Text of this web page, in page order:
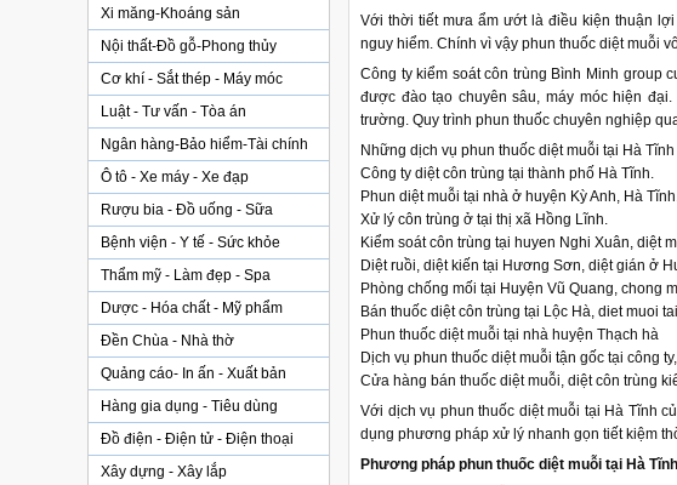
Xi măng-Khoáng sản
Nội thất-Đồ gỗ-Phong thủy
Cơ khí - Sắt thép - Máy móc
Luật - Tư vấn - Tòa án
Ngân hàng-Bảo hiểm-Tài chính
Ô tô - Xe máy - Xe đạp
Rượu bia - Đồ uống - Sữa
Bệnh viện - Y tế - Sức khỏe
Thẩm mỹ - Làm đẹp - Spa
Dược - Hóa chất - Mỹ phẩm
Đền Chùa - Nhà thờ
Quảng cáo- In ấn - Xuất bản
Hàng gia dụng - Tiêu dùng
Đồ điện - Điện tử - Điện thoại
Xây dựng - Xây lắp
Với thời tiết mưa ẩm ướt là điều kiện thuận
nguy hiểm. Chính vì vậy phun thuốc diệt muỗi
Công ty kiểm soát côn trùng Bình Minh group
được đào tạo chuyên sâu, máy móc hiện
trường. Quy trình phun thuốc chuyên nghiệp
Những dịch vụ phun thuốc diệt muỗi tại Hà Tĩnh
Công ty diệt côn trùng tại thành phố Hà Tĩnh.
Phun diệt muỗi tại nhà ở huyện Kỳ Anh, Hà
Xử lý côn trùng ở tại thị xã Hồng Lĩnh.
Kiểm soát côn trùng tại huyen Nghi Xuân, diệt
Diệt ruồi, diệt kiến tại Hương Sơn, diệt gián ở
Phòng chống mối tại Huyện Vũ Quang, chong
Bán thuốc diệt côn trùng tại Lộc Hà, diet muoi
Phun thuốc diệt muỗi tại nhà huyện Thạch hà
Dịch vụ phun thuốc diệt muỗi tận gốc tại công
Cửa hàng bán thuốc diệt muỗi, diệt côn trùng
Với dịch vụ phun thuốc diệt muỗi tại Hà Tĩnh
dụng phương pháp xử lý nhanh gọn tiết kiệm
Phương pháp phun thuốc diệt muỗi tại Hà